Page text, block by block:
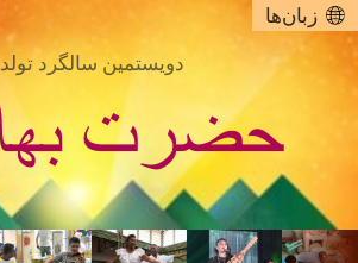
زبان‌ها
دویستمین سالگرد تولد